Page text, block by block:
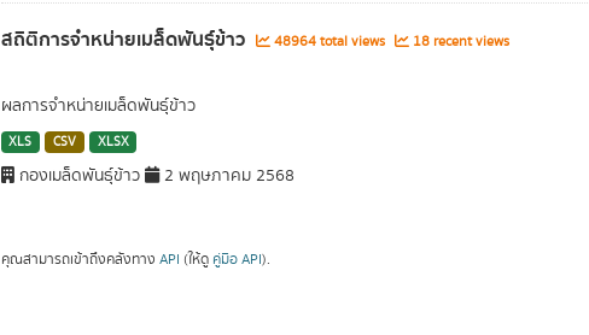
สถิติการจำหน่ายเมล็ดพันธุ์ข้าว 48964 total views 18 recent views
ผลการจำหน่ายเมล็ดพันธุ์ข้าว
XLS CSV XLSX
กองเมล็ดพันธุ์ข้าว 2 พฤษภาคม 2568
คุณสามารถเข้าถึงคลังทาง API (ให้ดู คู่มือ API).